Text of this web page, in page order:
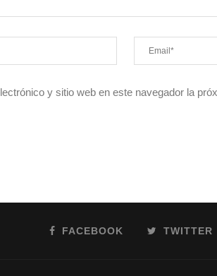
y sitio web en este navegador la
FACEBOOK TWITTER